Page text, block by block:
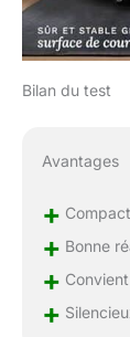
Bilan du test
Avantages
+
+ Bonne
+
+